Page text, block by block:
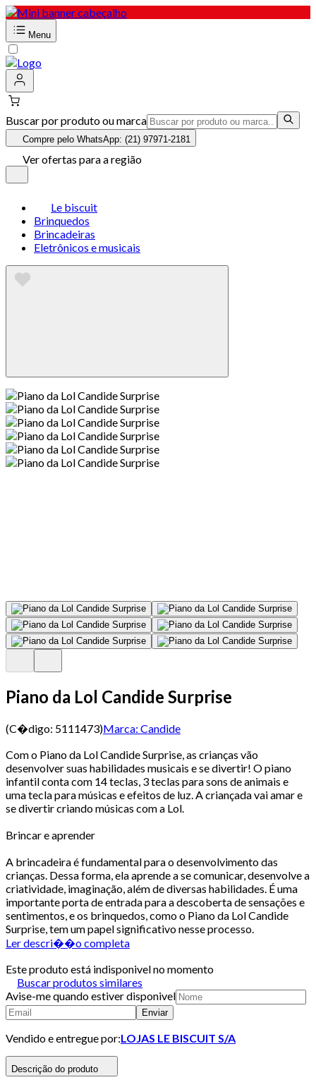
Menu
Buscar por produto ou marca
Compre pelo WhatsApp: (21) 97971-2181
Ver ofertas para a região
Le biscuit
Brinquedos
Brincadeiras
Eletrônicos e musicais
Piano da Lol Candide Surprise
(C�digo: 5111473)Marca: Candide
Com o Piano da Lol Candide Surprise, as crianças vão
desenvolver suas habilidades musicais e se divertir! O piano
infantil conta com 14 teclas, 3 teclas para sons de animais e
uma tecla para músicas e efeitos de luz. A criançada vai amar e
se divertir criando músicas com a Lol.
Brincar e aprender
A brincadeira é fundamental para o desenvolvimento das
crianças. Dessa forma, ela aprende a se comunicar, desenvolve a
criatividade, imaginação, além de diversas habilidades. É uma
importante porta de entrada para a descoberta de sensações e
sentimentos, e os brinquedos, como o Piano da Lol Candide
Surprise, tem um papel significativo nesse processo.
Ler descri��o completa
Este produto está indisponivel no momento
Buscar produtos similares
Avise-me quando estiver disponivel
Enviar
Vendido e entregue por:LOJAS LE BISCUIT S/A
Descrição do produto